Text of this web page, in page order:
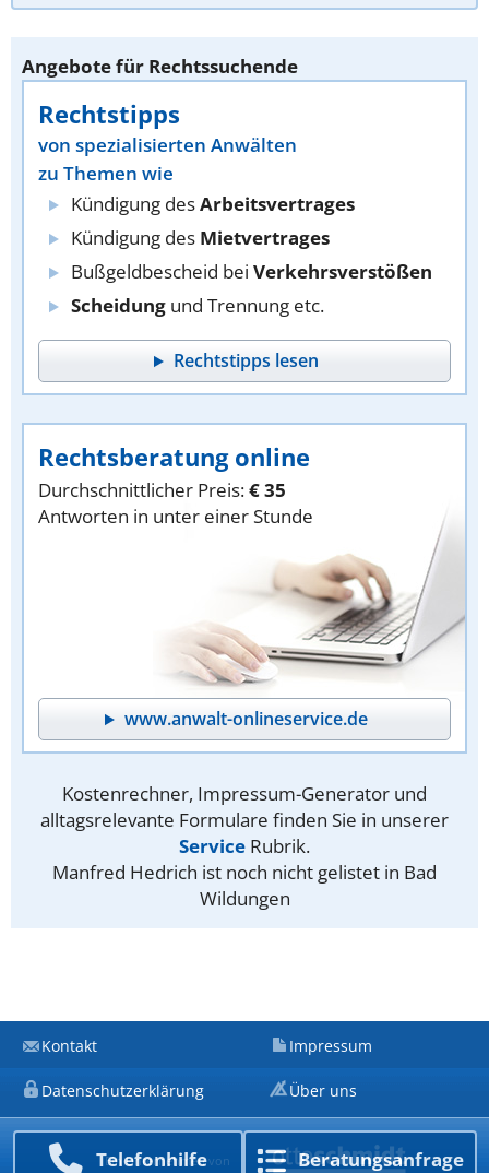
Angebote für Rechtssuchende
Rechtstipps
von spezialisierten Anwälten
zu Themen wie
Kündigung desArbeitsvertrages
Kündigung des Mietvertrages
Bußgeldbescheid bei Verkehrsverstößen
Scheidung und Trennung etc.
Rechtstipps lesen
Rechtsberatung online
Durchschnittlicher Preis:€ 35
Antworten in unter einer Stunde
www.anwalt-onlineservice.de
Kostenrechner, Impressum-Generator und
alltagsrelevante Formulare finden Sie in unserer
Service Rubrik.
Manfred Hedrich ist noch nicht gelistet in Bad
Wildungen
Telefon­hilfe Beratungs­anfrage
Kontakt Impressum
Datenschutzerklärung Über uns
Ein Unternehmen von